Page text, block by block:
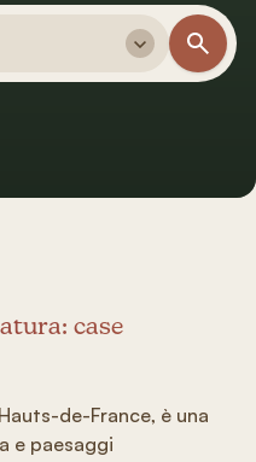
case
de-France, è una
e paesaggi